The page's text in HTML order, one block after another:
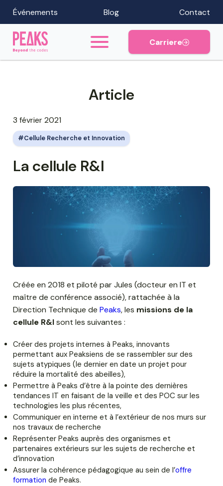
Événements Blog Contact
Carriere
Article
3 février 2021
Cellule Recherche et Innovation
La cellule R&I
Créée en 2018 et piloté par Jules (docteur en IT et
maître de conférence associé), rattachée à la
Direction Technique de Peaks, les missions de la
cellule R&Isont les suivantes :
Créer des projets internes à Peaks, innovants
permettant aux Peaksiens de se rassembler sur des
sujets atypiques (le dernier en date un projet pour
réduire la mortalité des abeilles),
Permettre à Peaks d’être à la pointe des dernières
tendances IT en faisant de la veille et des POC sur les
technologies les plus récentes,
Communiquer en interne et à l’extérieur de nos murs sur
nos travaux de recherche
Représenter Peaks auprès des organismes et
partenaires extérieurs sur les sujets de recherche et
d’innovation
Assurer la cohérence pédagogique au sein de l’offre
formation de Peaks.